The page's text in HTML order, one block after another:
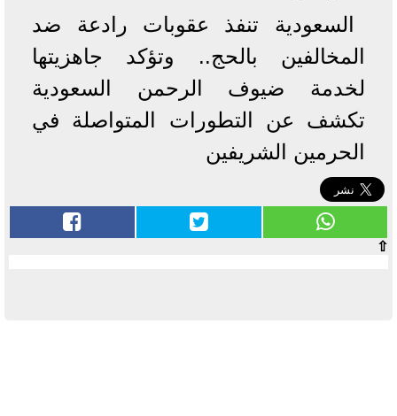
السعودية تنفذ عقوبات رادعة ضد
المخالفين بالحج.. وتؤكد جاهزيتها
لخدمة ضيوف الرحمن السعودية
تكشف عن التطورات المتواصلة في
الحرمين الشريفين
⇧